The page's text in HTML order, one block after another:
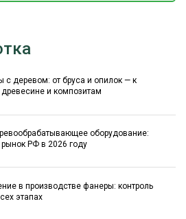
с деревом: от бруса и опилок — к
древесине и композитам
оборудование:
РФ в 2026 году
в производстве фанеры: контроль
этапах